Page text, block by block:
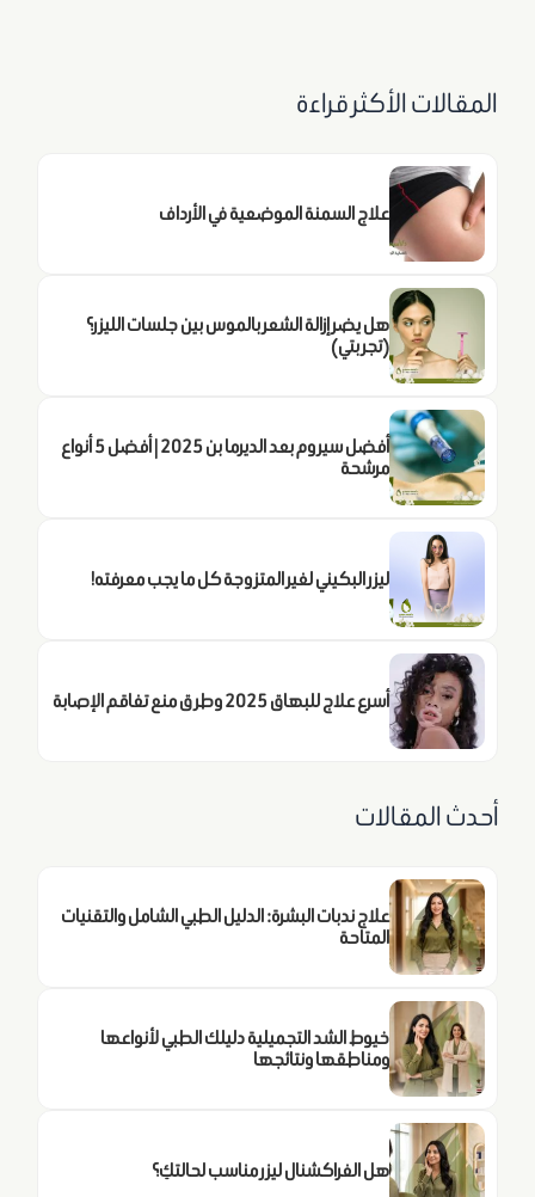
المقالات الأكثر قراءة
علاج السمنة الموضعية في الأرداف
هل يضر إزالة الشعر بالموس بين جلسات الليزر؟
(تجربتي)
أفضل سيروم بعد الديرما بن 2025 | أفضل 5 أنواع
مرشحة
ليزر البكيني لغير المتزوجة كل ما يجب معرفته!
أسرع علاج للبهاق 2025 وطرق منع تفاقم الإصابة
أحدث المقالات
علاج ندبات البشرة: الدليل الطبي الشامل والتقنيات
المتاحة
خيوط الشد التجميلية دليلك الطبي لأنواعها
ومناطقها ونتائجها
هل الفراكشنال ليزر مناسب لحالتكِ؟